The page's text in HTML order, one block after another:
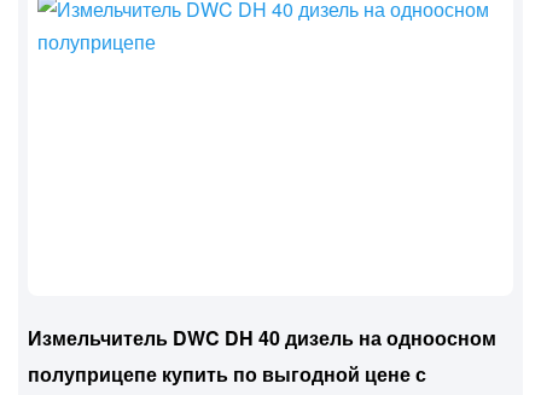
Измельчитель DWC DH 40 дизель на одноосном
полуприцепе купить по выгодной цене с